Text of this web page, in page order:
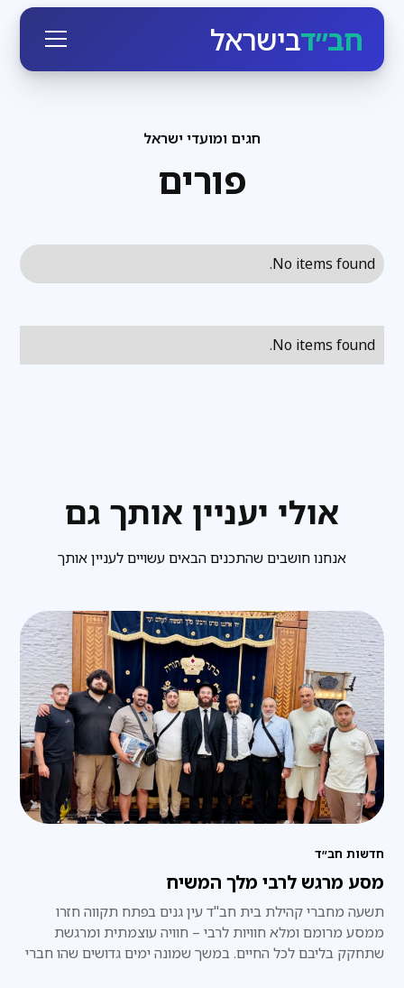
חב״דבישראל
חגים ומועדי ישראל
פורים
No items found.
No items found.
אולי יעניין אותך גם
אנחנו חושבים שהתכנים הבאים עשויים לעניין אותך
חדשות חב״ד
מסע מרגש לרבי מלך המשיח
​תשעה מחברי קהילת בית חב"ד עין גנים בפתח תקווה חזרו
ממסע מרומם ומלא חוויות לרבי – חוויה עוצמתית ומרגשת
שתחקק בליבם לכל החיים. במשך שמונה ימים גדושים שהו חברי